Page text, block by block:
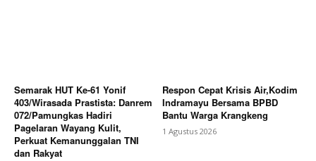
Semarak HUT Ke-61 Yonif
403/Wirasada Prastista: Danrem
072/Pamungkas Hadiri
Pagelaran Wayang Kulit,
Perkuat Kemanunggalan TNI
dan Rakyat
Respon Cepat Krisis Air,Kodim
Indramayu Bersama BPBD
Bantu Warga Krangkeng
1 Agustus 2026